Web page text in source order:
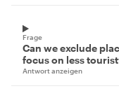
Frage
Can we exclude
focus on less
Antwort anzeigen